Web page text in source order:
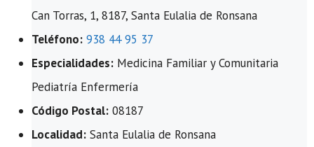
Can Torras, 1, 8187, Santa Eulalia de Ronsana
Teléfono: 938 44 95 37
Especialidades: Medicina Familiar y Comunitaria
Pediatría Enfermería
Código Postal: 08187
Localidad: Santa Eulalia de Ronsana